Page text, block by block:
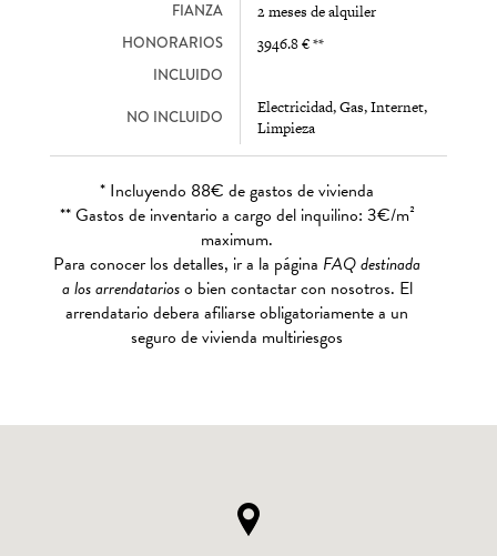
FIANZA 2 meses de alquiler
HONORARIOS 3946.8 € **
INCLUIDO
NO INCLUIDO
Electricidad, Gas, Internet,
Limpieza
* Incluyendo 88€ de gastos de vivienda
** Gastos de inventario a cargo del inquilino: 3€/m²
maximum.
Para conocer los detalles, ir a la página FAQ destinada
a los arrendatarioso bien contactar con nosotros. El
arrendatario debera afiliarse obligatoriamente a un
seguro de vivienda multiriesgos